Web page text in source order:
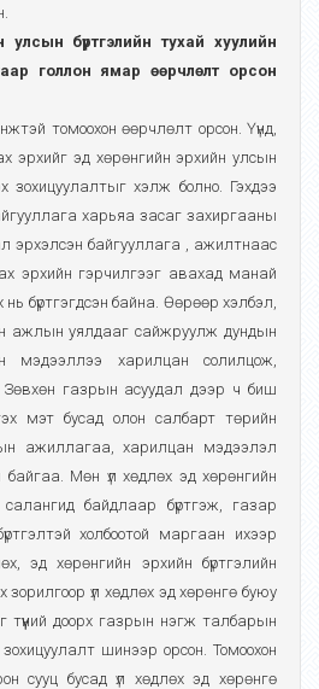
бүртгэлийн тухай хуулийн
голлон ямар өөрчлөлт орсон
томоохон өөрчлөлт орсон. Үүнд,
эрхийг эд хөрөнгийн эрхийн улсын
зохицуулалтыг хэлж болно. Гэхдээ
харьяа засаг захиргааны
эрхэлсэн байгууллага , ажилтнаас
эрхийн гэрчилгээг авахад манай
бүртгэгдсэн байна. Өөрөөр хэлбэл,
ажлын уялдааг сайжруулж дундын
мэдээллээ харилцан солилцож,
газрын асуудал дээр ч биш
мэт бусад олон салбарт төрийн
ажиллагаа, харилцан мэдээлэл
байгаа. Мөн үл хөдлөх эд хөрөнгийн
байдлаар бүртгэж, газар
холбоотой маргаан ихээр
эд хөрөнгийн эрхийн бүртгэлийн
зорилгоор үл хөдлөх эд хөрөнгө буюу
түүний доорх газрын нэгж талбарын
зохицуулалт шинээр орсон. Томоохон
сууц бусад үл хөдлөх эд хөрөнгө